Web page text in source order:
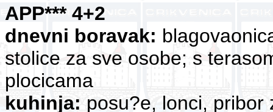
APP*** 4+2
dnevni boravak:
stolice za sve osobe; s
plocicama
kuhinja: posu?e, lonci, pribor